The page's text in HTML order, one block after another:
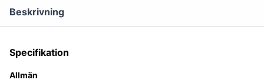
Beskrivning
Specifikation
Allmän